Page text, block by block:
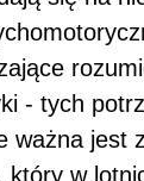
- tych
ważna jest
który w